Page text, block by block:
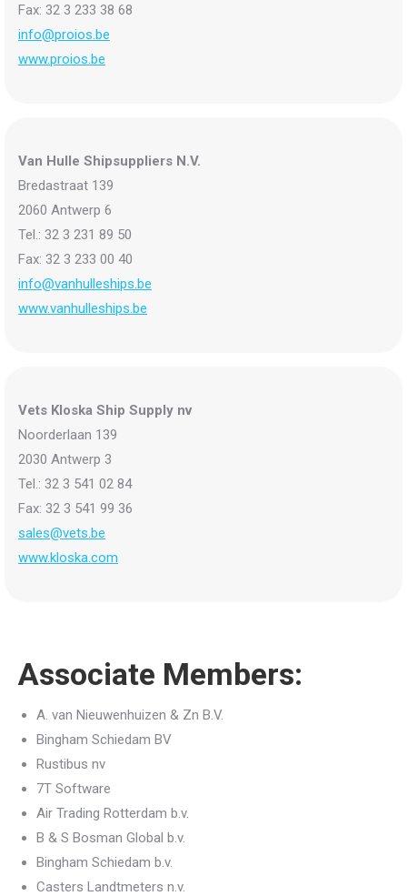
Fax: 32 3 233 38 68
info@proios.be
www.proios.be
Van Hulle Shipsuppliers N.V.
Bredastraat 139
2060 Antwerp 6
Tel.: 32 3 231 89 50
Fax: 32 3 233 00 40
info@vanhulleships.be
www.vanhulleships.be
Vets Kloska Ship Supply nv
Noorderlaan 139
2030 Antwerp 3
Tel.: 32 3 541 02 84
Fax: 32 3 541 99 36
sales@vets.be
www.kloska.com
Associate Members:
A. van Nieuwenhuizen & Zn B.V.
Bingham Schiedam BV
Rustibus nv
7T Software
Air Trading Rotterdam b.v.
B & S Bosman Global b.v.
Bingham Schiedam b.v.
Casters Landtmeters n.v.